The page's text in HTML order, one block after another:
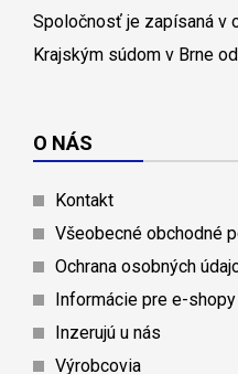
Spoločnosť je zapísaná v
Krajským súdom v Brne
O NÁS
Kontakt
Všeobecné obchodné
Ochrana osobných
Informácie pre e-shopy
Inzerujú u nás
Výrobcovia